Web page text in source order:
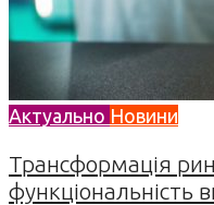
Актуально Новини
Трансформація
функціональність